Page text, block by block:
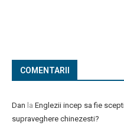
COMENTARII
Dan la Englezii incep sa fie
supraveghere chinezesti?